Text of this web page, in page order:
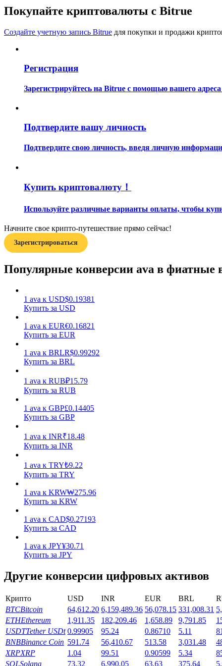
Станьте копи-трейдером
Информация
Гид
Торговые стратегии
Узнайте, как оставаться прибыльным
Заработок
Получайте конкурентные награды ежедневно
Покупайте криптовалюты с Bitrue
Создайте учетную запись Bitrue для покупки и продажи
Регистрация
Зарегистрируйтесь на Bitrue с помощью вашего
Подтвердите вашу личность
Подтвердите свою личность, введя личную
Купить криптовалюту！
Используйте различные варианты оплаты, чтобы
Начните свое крипто-путешествие прямо сейчас!
Зарегистрироваться
Популярные конверсии ava в фиатные
1 ava к USD$0.19381
Купить за USD
1 ava к EUR€0.16821
Купить за EUR
1 ava к BRLR$0.99292
Купить за BRL
1 ava к RUB₽15.79
Купить за RUB
1 ava к GBP£0.14405
Купить за GBP
1 ava к INR₹18.48
Купить за INR
1 ava к TRY₺9.22
Купить за TRY
1 ava к KRW₩275.96
Купить за KRW
1 ava к CAD$0.27193
Купить за CAD
1 ava к JPY¥30.71
Купить за JPY
Другие конверсии цифровых активов
Крипто USD INR EUR BRL
BTCBitcoin 64,612.20 6,159,489.36 56,078.15 331,008.31
ETHEthereum 1,911.35 182,209.46 1,658.89 9,791.85
USDTTether USDt 0.99905 95.24 0.86710 5.11
BNBBinance Coin 591.74 56,410.67 513.58 3,031.48
XRPXRP 1.04 99.51 0.90599 5.34
SOLSolana 73.32 6,990.05 63.63 375.64